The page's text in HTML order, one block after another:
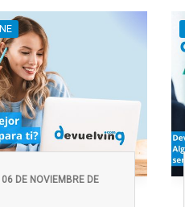
DE NOVIEMBRE DE